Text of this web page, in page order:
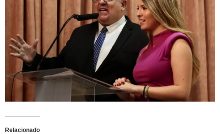
Relacionado